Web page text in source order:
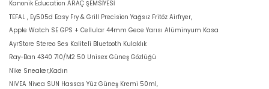
Kanonik Education ARAÇ ŞEMSİYESİ
TEFAL , Ey505d Easy Fry & Grill Precision Yağsız Fritöz Airfryer,
Apple Watch SE GPS + Cellular 44mm Gece Yarısı Alüminyum Kasa
AyrStore Stereo Ses Kaliteli Bluetooth Kulaklık
Ray-Ban 4340 710/M2 50 Unisex Güneş Gözlüğü
Nike Sneaker,Kadın
NIVEA Nivea SUN Hassas Yüz Güneş Kremi 50ml,